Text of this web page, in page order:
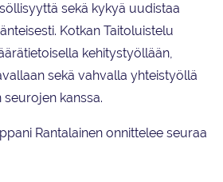
sekä kykyä uudistaa
Kotkan Taitoluistelu
kehitystyöllään,
sekä vahvalla yhteistyöllä
kanssa.
Rantalainen onnittelee seuraa